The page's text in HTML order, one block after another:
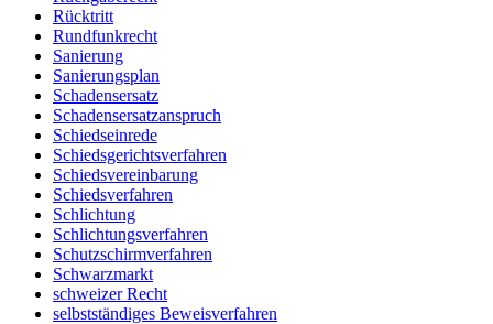
Rücktritt
Rundfunkrecht
Sanierung
Sanierungsplan
Schadensersatz
Schadensersatzanspruch
Schiedseinrede
Schiedsgerichtsverfahren
Schiedsvereinbarung
Schiedsverfahren
Schlichtung
Schlichtungsverfahren
Schutzschirmverfahren
Schwarzmarkt
schweizer Recht
selbstständiges Beweisverfahren